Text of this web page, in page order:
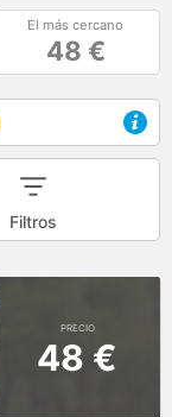
El más cercano
48 €
Filtros
PRECIO
48 €